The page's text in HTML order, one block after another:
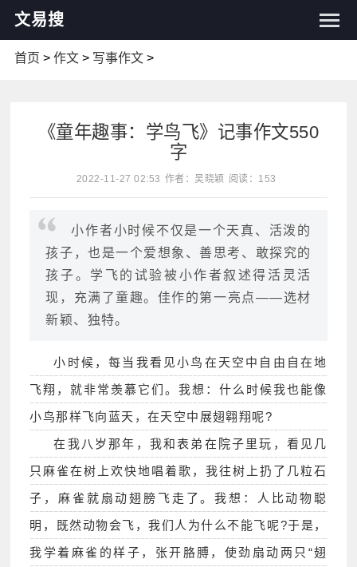
文易搜
首页 > 作文> 写事作文>
《童年趣事：学鸟飞》记事作文550
字
2022-11-27 02:53 作者：吴晓颖 阅读：153
小作者小时候不仅是一个天真、活泼的
孩子，也是一个爱想象、善思考、敢探究的
孩子。学飞的试验被小作者叙述得活灵活
现，充满了童趣。佳作的第一亮点——选材
新颖、独特。
小时候，每当我看见小鸟在天空中自由自在地
飞翔，就非常羡慕它们。我想：什么时候我也能像
小鸟那样飞向蓝天，在天空中展翅翱翔呢?
在我八岁那年，我和表弟在院子里玩，看见几
只麻雀在树上欢快地唱着歌，我往树上扔了几粒石
子，麻雀就扇动翅膀飞走了。我想：人比动物聪
明，既然动物会飞，我们人为什么不能飞呢?于是，
我学着麻雀的样子，张开胳膊，使劲扇动两只“翅